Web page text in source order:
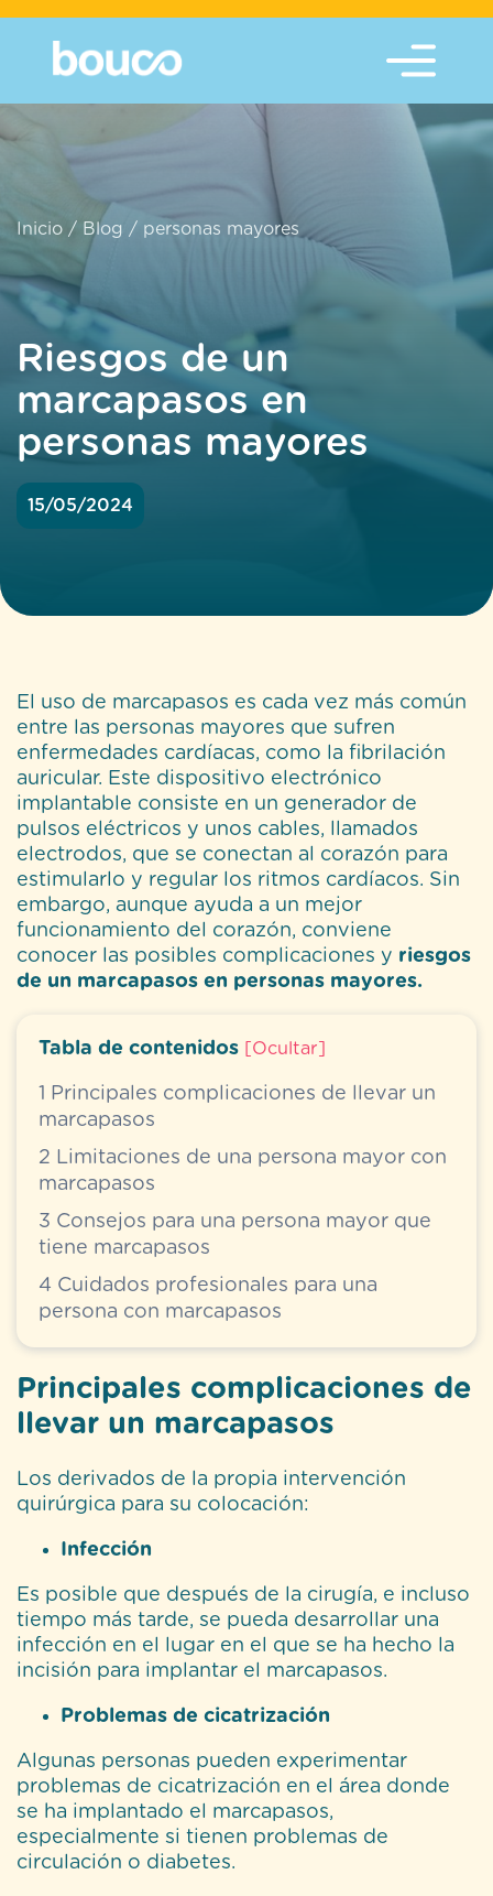
Inicio / Blog / personas mayores
Riesgos de un
marcapasos en
personas mayores
15/05/2024
El uso de marcapasos es cada vez más común
entre las personas mayores que sufren
enfermedades cardíacas, como la fibrilación
auricular. Este dispositivo electrónico
implantable consiste en un generador de
pulsos eléctricos y unos cables, llamados
electrodos, que se conectan al corazón para
estimularlo y regular los ritmos cardíacos. Sin
embargo, aunque ayuda a un mejor
funcionamiento del corazón, conviene
conocer las posibles complicaciones y riesgos
de un marcapasos en personas mayores.
Tabla de contenidos Ocultar
1 Principales complicaciones de llevar un
marcapasos
2 Limitaciones de una persona mayor con
marcapasos
3 Consejos para una persona mayor que
tiene marcapasos
4 Cuidados profesionales para una
persona con marcapasos
Principales complicaciones de
llevar un marcapasos
Los derivados de la propia intervención
quirúrgica para su colocación:
Infección
Es posible que después de la cirugía, e incluso
tiempo más tarde, se pueda desarrollar una
infección en el lugar en el que se ha hecho la
incisión para implantar el marcapasos.
Problemas de cicatrización
Algunas personas pueden experimentar
problemas de cicatrización en el área donde
se ha implantado el marcapasos,
especialmente si tienen problemas de
circulación o diabetes.